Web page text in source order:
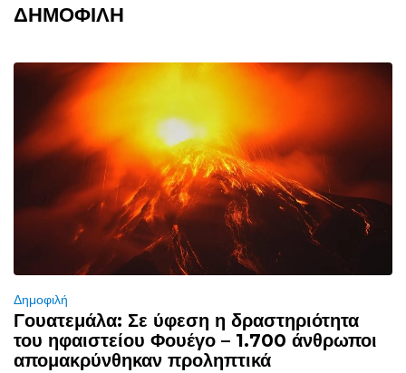
ΔΗΜΟΦΙΛΗ
Δημοφιλή
Γουατεμάλα: Σε ύφεση η δραστηριότητα
του ηφαιστείου Φουέγο – 1.700 άνθρωποι
απομακρύνθηκαν προληπτικά